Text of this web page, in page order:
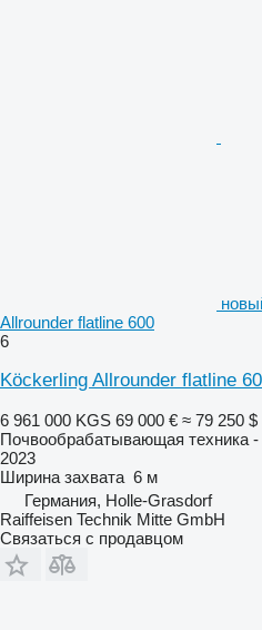
Allrounder flatline 600
6
Köckerling Allrounder flatline
6 961 000 KGS 69 000 € ≈ 79 250 $
Почвообрабатывающая техника -
2023
Ширина захвата 6 м
Германия, Holle-Grasdorf
Raiffeisen Technik Mitte GmbH
Связаться с продавцом